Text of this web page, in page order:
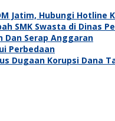
Jatim, Hubungi Hotline
SMK Swasta di Dinas
Dan Serap Anggaran
Perbedaan
Dugaan Korupsi Dana